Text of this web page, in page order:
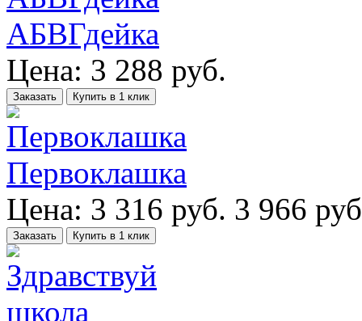
АБВГдейка
Цена: 3 288 руб.
Заказать Купить в 1 клик
Первоклашка
Цена: 3 316 руб. 3 966
Заказать Купить в 1 клик